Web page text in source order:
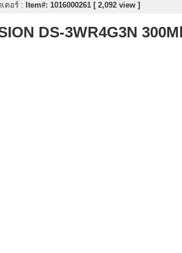
เตอร์ : Item#: 1016000261 [ 2,092 view ]
DS-3WR4G3N